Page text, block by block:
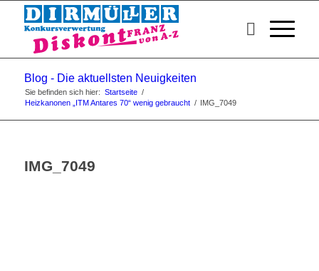
Blog - Die aktuellsten Neuigkeiten
Sie befinden sich hier: Startseite /
Heizkanonen „ITM Antares 70“ wenig gebraucht / IMG_7049
IMG_7049